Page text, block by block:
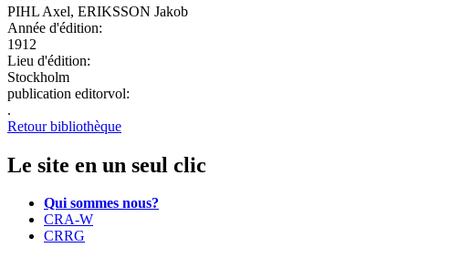
PIHL Axel, ERIKSSON Jakob
Année d'édition:
1912
Lieu d'édition:
Stockholm
publication editorvol:
.
Retour bibliothèque
Le site en un seul clic
Qui sommes nous?
CRA-W
CRRG